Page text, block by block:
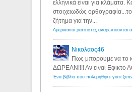
ελληνικά είναι για κλάματα.
στοιχειωδώς
ζήτημα για την...
Νικολαος46
Πως μπορουμε να το
ΔΩΡΕΑΝ!!!! Αν ειναι Εφικτο